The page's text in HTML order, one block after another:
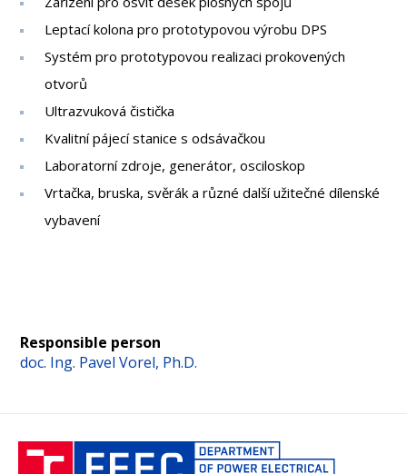
Leptací kolona pro prototypovou výrobu DPS
Systém pro prototypovou realizaci prokovených
otvorů
Ultrazvuková čistička
Kvalitní pájecí stanice s odsávačkou
Laboratorní zdroje, generátor, osciloskop
Vrtačka, bruska, svěrák a různé další užitečné dílenské
vybavení
Responsible person
doc. Ing. Pavel Vorel, Ph.D.